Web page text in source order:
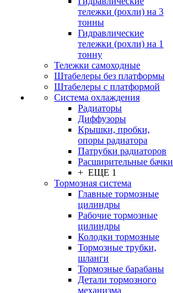
тележки (рохли) на 3
тонны
Гидравлические
тележки (рохли) на 1
тонну
Тележки самоходные
Штабелеры без платформы
Штабелеры с платформой
Система охлаждения
Радиаторы
Диффузоры
Крышки, пробки,
опоры радиатора
Патрубки радиаторов
Расширительные бачки
+ ЕЩЕ 1
Тормозная система
Главные тормозные
цилиндры
Рабочие тормозные
цилиндры
Колодки тормозные
Тормозные трубки,
шланги
Тормозные барабаны
Детали тормозного
механизма